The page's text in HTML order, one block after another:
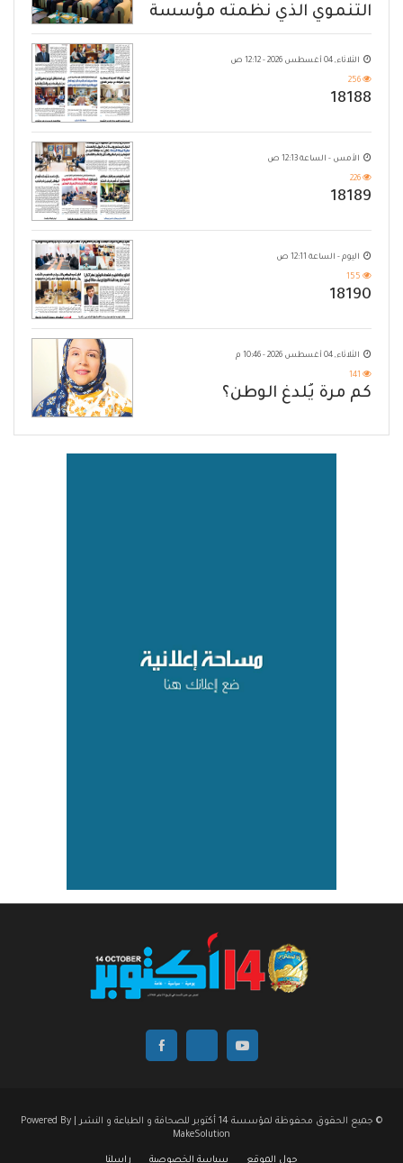
التنموي الذي نظمته مؤسسة
حضرموت
الثلاثاء, 04 أغسطس 2026 - 12:12 ص
256
18188
الأمس - الساعة 12:13 ص
226
18189
اليوم - الساعة 12:11 ص
155
18190
الثلاثاء, 04 أغسطس 2026 - 10:46 م
141
كم مرة يُلدغ الوطن؟
© جميع الحقوق محفوظة لمؤسسة 14 أكتوبر للصحافة و الطباعة و النشر | Powered By
MakeSolution
حول الموقع سياسة الخصوصية راسلنا